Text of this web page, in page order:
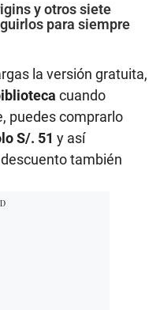
y otros siete
para siempre
la versión gratuita,
cuando
puedes comprarlo
S/. 51 y así
descuento también